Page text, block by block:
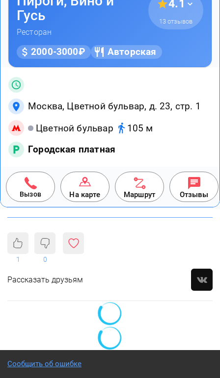
Гусь
Ресторан
4.1
13 отзывов
2000-3000₽ Авторская
Москва, Цветной бульвар, д. 23, стр. 1
Цветной бульвар
105 м
Городская платная
Вызов На карте Маршрут Отзывы
1 0
Рассказать друзьям
Сообщить об ошибке